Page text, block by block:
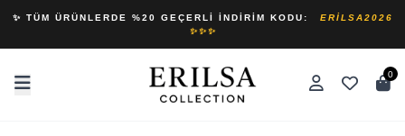
✨ TÜM ÜRÜNLERDE %20 GEÇERLI İNDIRIM KODU:
ERILSA2026
✨✨✨
0